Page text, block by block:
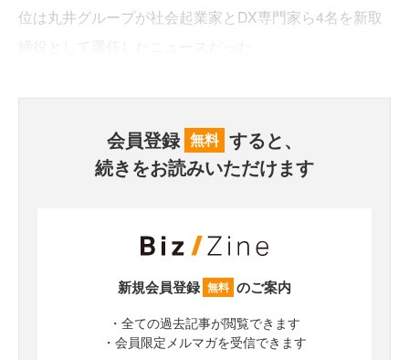
位は丸井グループが社会起業家とDX専門家ら4名を新取
会員登録 無料 すると、
続きをお読みいただけます
新規会員登録 無料 のご案内
・全ての過去記事が閲覧できます
・会員限定メルマガを受信できます